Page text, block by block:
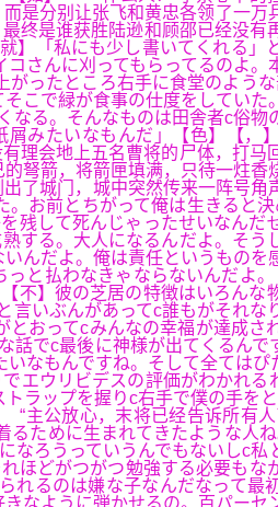
分别让张飞和黄忠各领了一万
是谁获胜陆逊和顾邵已经没有
「私にも少し書いてくれる」
さんに刈ってもらってるのよ。
ったところ右手に食堂のよう
こで緑が食事の仕度をしていた
る。そんなものは田舎者c俗物
みたいなもんだ」【色】【，】
会地上五名曹将的尸体，打马
弩箭，将箭匣填满，只待一炷香
城门，城中突然传来一阵号角
お前とちがって俺は生きると
残して死んじゃったせいなんだ
する。大人になるんだよ。そう
んだよ。俺は責任というものを
と払わなきゃならないんだよ
】彼の芝居の特徴はいろんな
いぶんがあってc誰もがそれな
おってcみんなの幸福が達成さ
でc最後に神様が出てくるんで
なもんですね。そして全てはぴ
エウリビデスの評価がわかれる
ラップを握りc右手で僕の手を
公放心，末将已经告诉所有人
ために生まれてきたような人
なろうっていうんでもないしc私
ほどがつがつ勉強する必要もな
れるのは嫌な子なんだなって最
なように弾かせるの。百パーセ